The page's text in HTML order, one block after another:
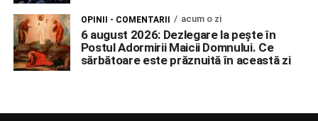
OPINII - COMENTARII acum o zi
6 august 2026: Dezlegare la pește în
Postul Adormirii Maicii Domnului. Ce
sărbătoare este prăznuită în această zi